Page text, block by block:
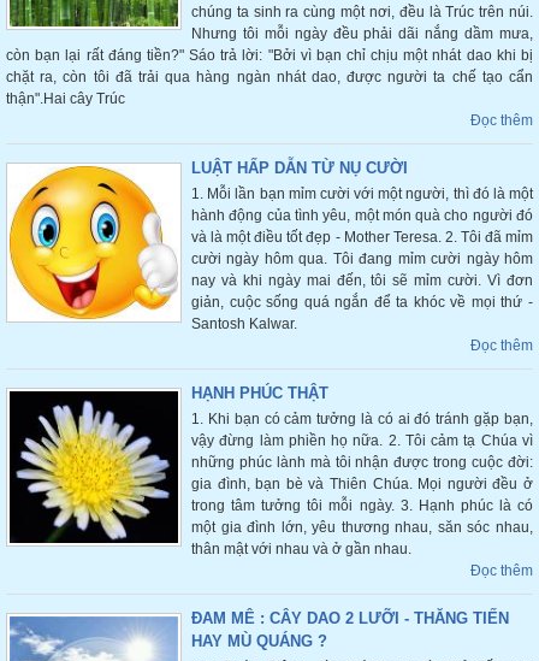
chúng ta sinh ra cùng một nơi, đều là Trúc trên núi.
Nhưng tôi mỗi ngày đều phải dãi nắng dầm mưa,
còn bạn lại rất đáng tiền?" Sáo trả lời: "Bởi vì bạn chỉ chịu một nhát dao khi bị
chặt ra, còn tôi đã trải qua hàng ngàn nhát dao, được người ta chế tạo cẩn
thận".Hai cây Trúc
Đọc thêm
LUẬT HẤP DẪN TỪ NỤ CƯỜI
1. Mỗi lần bạn mỉm cười với một người, thì đó là một
hành động của tình yêu, một món quà cho người đó
và là một điều tốt đẹp - Mother Teresa. 2. Tôi đã mỉm
cười ngày hôm qua. Tôi đang mỉm cười ngày hôm
nay và khi ngày mai đến, tôi sẽ mỉm cười. Vì đơn
giản, cuộc sống quá ngắn để ta khóc về mọi thứ -
Santosh Kalwar.
Đọc thêm
HẠNH PHÚC THẬT
1. Khi bạn có cảm tưởng là có ai đó tránh gặp bạn,
vậy đừng làm phiền họ nữa. 2. Tôi cảm tạ Chúa vì
những phúc lành mà tôi nhận được trong cuộc đời:
gia đình, bạn bè và Thiên Chúa. Mọi người đều ở
trong tâm tưởng tôi mỗi ngày. 3. Hạnh phúc là có
một gia đình lớn, yêu thương nhau, săn sóc nhau,
thân mật với nhau và ở gần nhau.
Đọc thêm
ĐAM MÊ : CÂY DAO 2 LƯỠI - THĂNG TIẾN
HAY MÙ QUÁNG ?